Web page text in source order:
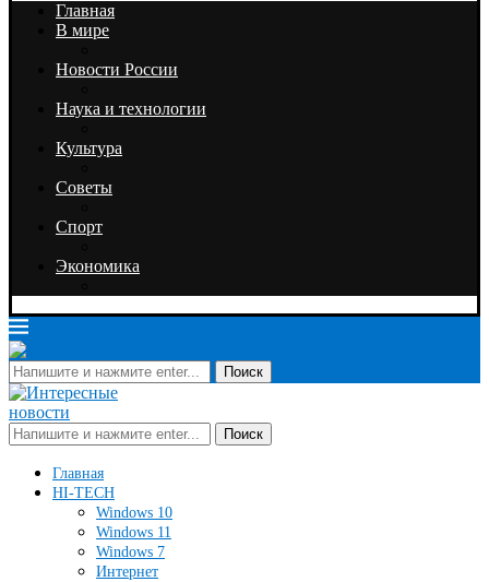
Главная
В мире
Новости России
Наука и технологии
Культура
Советы
Спорт
Экономика
Поиск
Поиск
Главная
HI-TECH
Windows 10
Windows 11
Windows 7
Интернет